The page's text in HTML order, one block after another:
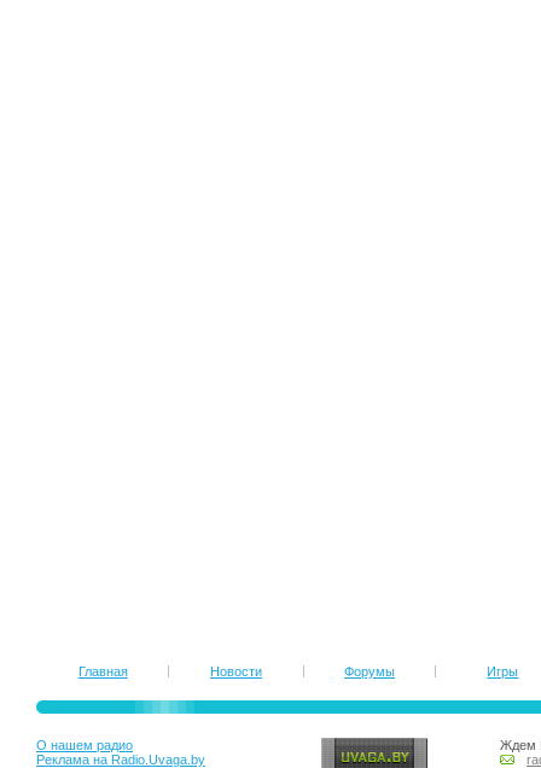
Главная Новости Форумы Игры
О нашем радио
Реклама на Radio.Uvaga.by
Ждем